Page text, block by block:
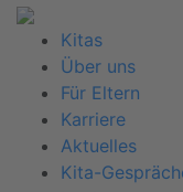
Kitas
Über uns
Für Eltern
Karriere
Aktuelles
Kita-